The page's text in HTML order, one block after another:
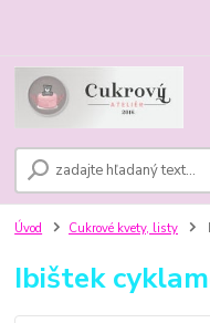
Úvod Cukrové kvety, listy
Ibištek